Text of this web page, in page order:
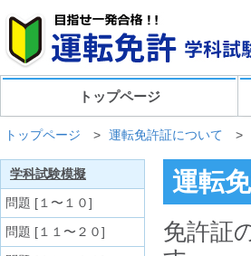
トップページ
トップページ > 運転免許証について >
運転
免許証
学科試験模擬
問題 [１〜１０]
問題 [１１〜２０]